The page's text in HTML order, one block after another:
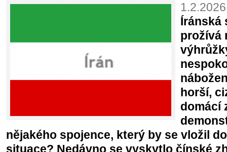
Íránská
prožívá
horší,
domácí
nějakého spojence, který by se vložil
situace? Nedávno se vyskytlo čínské